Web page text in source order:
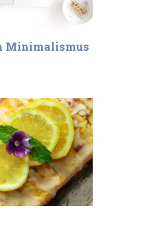
Minimalismus